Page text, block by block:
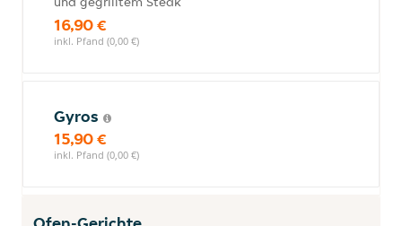
16,90 €
inkl. Pfand (0,00 €)
Gyros
15,90 €
inkl. Pfand (0,00 €)